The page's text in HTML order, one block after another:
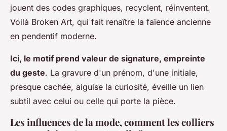
jouent des codes graphiques, recyclent, réinventent.
Voilà Broken Art, qui fait renaître la faïence ancienne
en pendentif moderne.
Ici, le motif prend valeur de signature, empreinte
du geste. La gravure d'un prénom, d'une initiale,
presque cachée, aiguise la curiosité, éveille un lien
subtil avec celui ou celle qui porte la pièce.
Les influences de la mode, comment les colliers